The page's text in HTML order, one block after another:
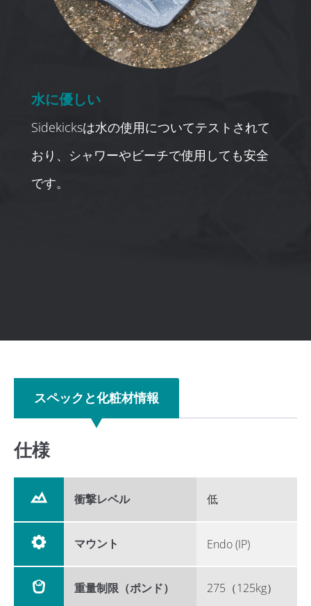
水に優しい
Sidekicksは水の使用についてテストされて
おり、シャワーやビーチで使用しても安全
です。
スペックと化粧材情報
仕様
衝撃レベル 低
マウント Endo (IP)
重量制限（ポンド） 275（125kg）